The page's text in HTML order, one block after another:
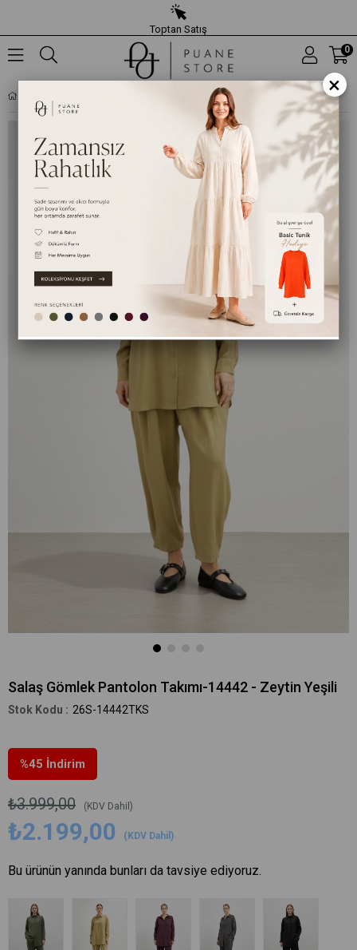
Toptan Satış
0
Salaş Gömlek Pantolon Takımı-14442 - Zeytin Yeşili
26S-14442TKS
%45 İndirim
₺3.999,00 (KDV Dahil)
₺2.199,00 (KDV Dahil)
Bu ürünün yanında bunları da tavsiye ediyoruz.
×